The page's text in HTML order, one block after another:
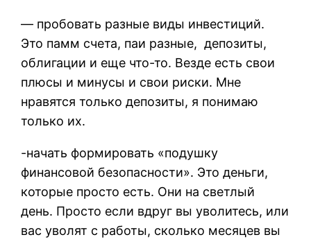
— пробовать разные виды инвестиций.
Это памм счета, паи разные, депозиты,
облигации и еще что-то. Везде есть свои
плюсы и минусы и свои риски. Мне
нравятся только депозиты, я понимаю
только их.
-начать формировать «подушку
финансовой безопасности». Это деньги,
которые просто есть. Они на светлый
день. Просто если вдруг вы уволитесь, или
вас уволят с работы, сколько месяцев вы